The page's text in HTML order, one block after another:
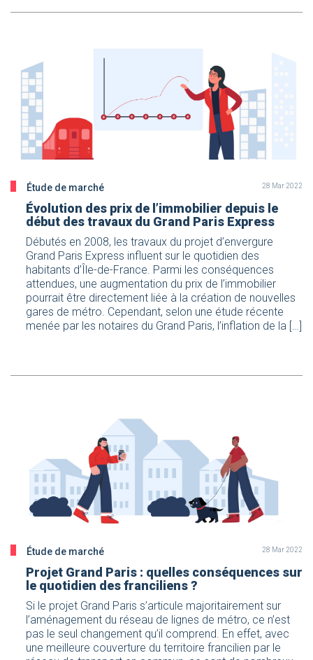
Étude de marché 28 Mar 2022
Évolution des prix de l’immobilier depuis le
début des travaux du Grand Paris Express
Débutés en 2008, les travaux du projet d’envergure
Grand Paris Express influent sur le quotidien des
habitants d’Île-de-France. Parmi les conséquences
attendues, une augmentation du prix de l’immobilier
pourrait être directement liée à la création de nouvelles
gares de métro. Cependant, selon une étude récente
menée par les notaires du Grand Paris, l’inflation de la […]
Étude de marché 28 Mar 2022
Projet Grand Paris : quelles conséquences sur
le quotidien des franciliens ?
Si le projet Grand Paris s’articule majoritairement sur
l’aménagement du réseau de lignes de métro, ce n’est
pas le seul changement qu’il comprend. En effet, avec
une meilleure couverture du territoire francilien par le